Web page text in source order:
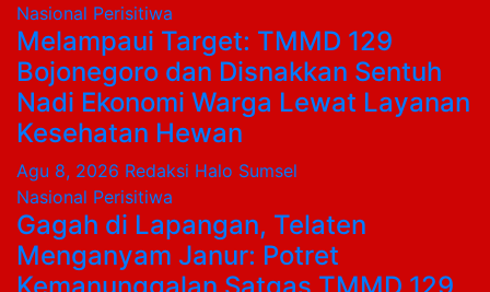
Nasional Perisitiwa
Melampaui Target: TMMD 129
Bojonegoro dan Disnakkan Sentuh
Nadi Ekonomi Warga Lewat Layanan
Kesehatan Hewan
Agu 8, 2026 Redaksi Halo Sumsel
Nasional Perisitiwa
Gagah di Lapangan, Telaten
Menganyam Janur: Potret
Kemanunggalan Satgas TMMD 129